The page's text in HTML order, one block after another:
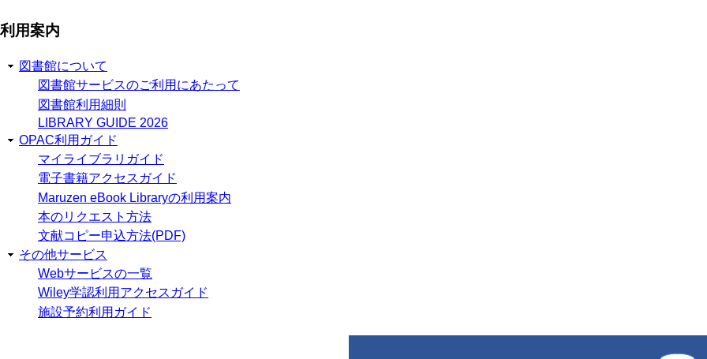
利用案内
図書館について
図書館サービスのご利用にあたって
図書館利用細則
LIBRARY GUIDE 2026
OPAC利用ガイド
マイライブラリガイド
電子書籍アクセスガイド
Maruzen eBook Libraryの利用案内
本のリクエスト方法
文献コピー申込方法(PDF)
その他サービス
Webサービスの一覧
Wiley学認利用アクセスガイド
施設予約利用ガイド